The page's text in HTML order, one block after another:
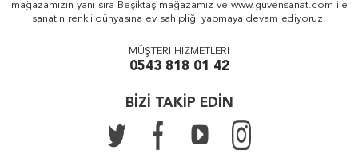
mağazamızın yanı sıra Beşiktaş mağazamız ve www.guvensanat.com ile
sanatın renkli dünyasına ev sahipliği yapmaya devam ediyoruz.
MÜŞTERİ HİZMETLERİ
0543 818 01 42
BİZİ TAKİP EDİN